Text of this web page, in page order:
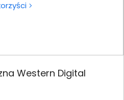
Western Digital